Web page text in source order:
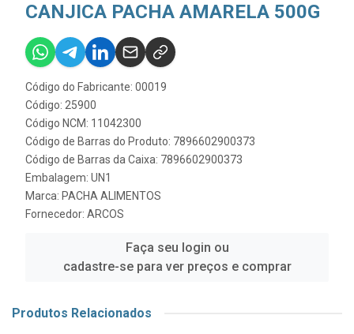
CANJICA PACHA AMARELA 500G
Código do Fabricante: 00019
Código: 25900
Código NCM: 11042300
Código de Barras do Produto: 7896602900373
Código de Barras da Caixa: 7896602900373
Embalagem: UN1
Marca: PACHA ALIMENTOS
Fornecedor: ARCOS
Faça seu login ou
cadastre-se para ver preços e comprar
Produtos Relacionados